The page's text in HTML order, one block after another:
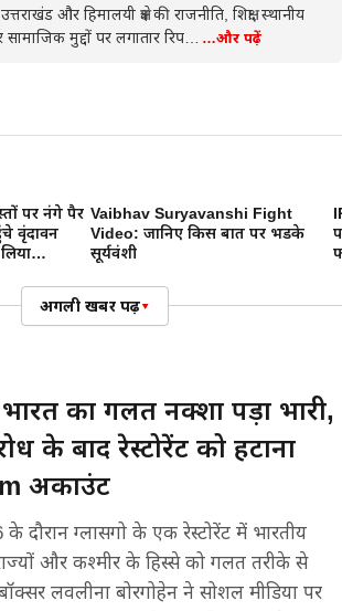
और हिमालयी क्षेत्र की राजनीति, शिक्षा, स्थानीय
मुद्दों पर लगातार रिप…
…और पढ़ें
पर नंगे पैर
वृंदावन
Vaibhav Suryavanshi Fight
Video: जानिए किस बात पर भडके
सूर्यवंशी
अगली खबर पढ़ें▾
का गलत नक्शा पड़ा भारी,
के बाद रेस्टोरेंट को हटाना
अकाउंट
दौरान ग्लासगो के एक रेस्टोरेंट में भारतीय
और कश्मीर के हिस्से को गलत तरीके से
लवलीना बोरगोहेन ने सोशल मीडिया पर